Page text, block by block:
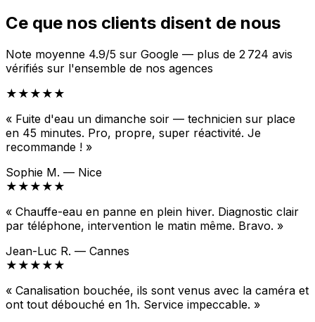
Ce que nos clients disent de nous
Note moyenne 4.9/5 sur Google — plus de 2 724 avis
vérifiés sur l'ensemble de nos agences
★★★★★
« Fuite d'eau un dimanche soir — technicien sur place
en 45 minutes. Pro, propre, super réactivité. Je
recommande ! »
Sophie M. — Nice
★★★★★
« Chauffe-eau en panne en plein hiver. Diagnostic clair
par téléphone, intervention le matin même. Bravo. »
Jean-Luc R. — Cannes
★★★★★
« Canalisation bouchée, ils sont venus avec la caméra et
ont tout débouché en 1h. Service impeccable. »